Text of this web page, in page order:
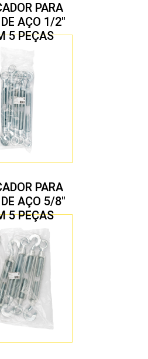
PARA
AÇO 1/2″
5 PEÇAS
PARA
AÇO 5/8″
5 PEÇAS